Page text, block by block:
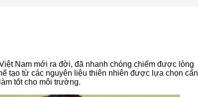
Nam mới ra đời, đã nhanh chóng chiếm được lòng
tạo từ các nguyên liệu thiên nhiên được lựa chọn cẩn
tốt cho môi trường.